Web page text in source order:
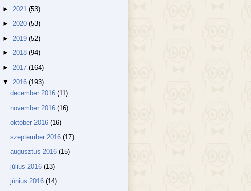
► 2021 (53)
► 2020 (53)
► 2019 (52)
► 2018 (94)
► 2017 (164)
▼ 2016 (193)
december 2016 (11)
november 2016 (16)
október 2016 (16)
szeptember 2016 (17)
augusztus 2016 (15)
július 2016 (13)
június 2016 (14)